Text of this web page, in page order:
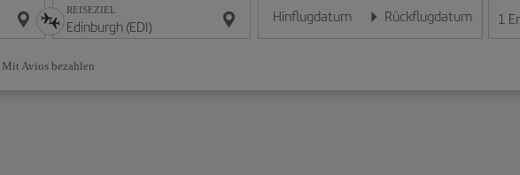
REISEZIEL Hinflugdatum
Geben Sie das Datum im Format Tag/Monat/Jahr
Rückflugdatum
Geben Sie das Datum im1
Mit Avios bezahlen